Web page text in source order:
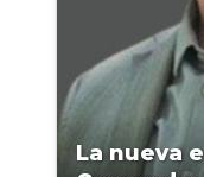
La nueva